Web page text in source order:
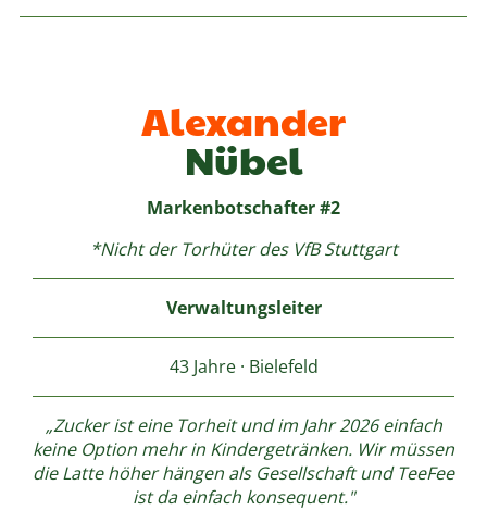
Alexander
Nübel
Markenbotschafter #2
*Nicht der Torhüter des VfB Stuttgart
Verwaltungsleiter
43 Jahre · Bielefeld
„Zucker ist eine Torheit und im Jahr 2026 einfach
keine Option mehr in Kindergetränken. Wir müssen
die Latte höher hängen als Gesellschaft und TeeFee
ist da einfach konsequent."